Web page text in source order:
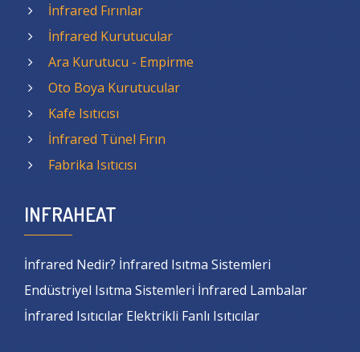
İnfrared Fırınlar
İnfrared Kurutucular
Ara Kurutucu - Empirme
Oto Boya Kurutucular
Kafe Isıtıcısı
İnfrared Tünel Fırın
Fabrika Isıtıcısı
INFRAHEAT
İnfrared Nedir? İnfrared Isıtma Sistemleri
Endüstriyel Isıtma Sistemleri İnfrared Lambalar
İnfrared Isıtıcılar Elektrikli Fanlı Isıtıcılar